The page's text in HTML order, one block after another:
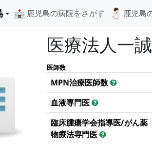
鹿児島の病院をさがす 鹿児島
医療法人一
医師数
MPN治療医師数
血液専門医
臨床腫瘍学会指導医/がん薬
物療法専門医